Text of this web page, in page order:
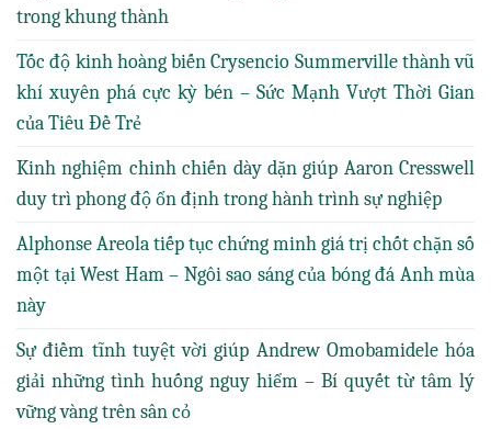
trong khung thành
Tốc độ kinh hoàng biến Crysencio Summerville thành vũ
khí xuyên phá cực kỳ bén – Sức Mạnh Vượt Thời Gian
của Tiêu Đề Trẻ
Kinh nghiệm chinh chiến dày dặn giúp Aaron Cresswell
duy trì phong độ ổn định trong hành trình sự nghiệp
Alphonse Areola tiếp tục chứng minh giá trị chốt chặn số
một tại West Ham – Ngôi sao sáng của bóng đá Anh mùa
này
Sự điềm tĩnh tuyệt vời giúp Andrew Omobamidele hóa
giải những tình huống nguy hiểm – Bí quyết từ tâm lý
vững vàng trên sân cỏ